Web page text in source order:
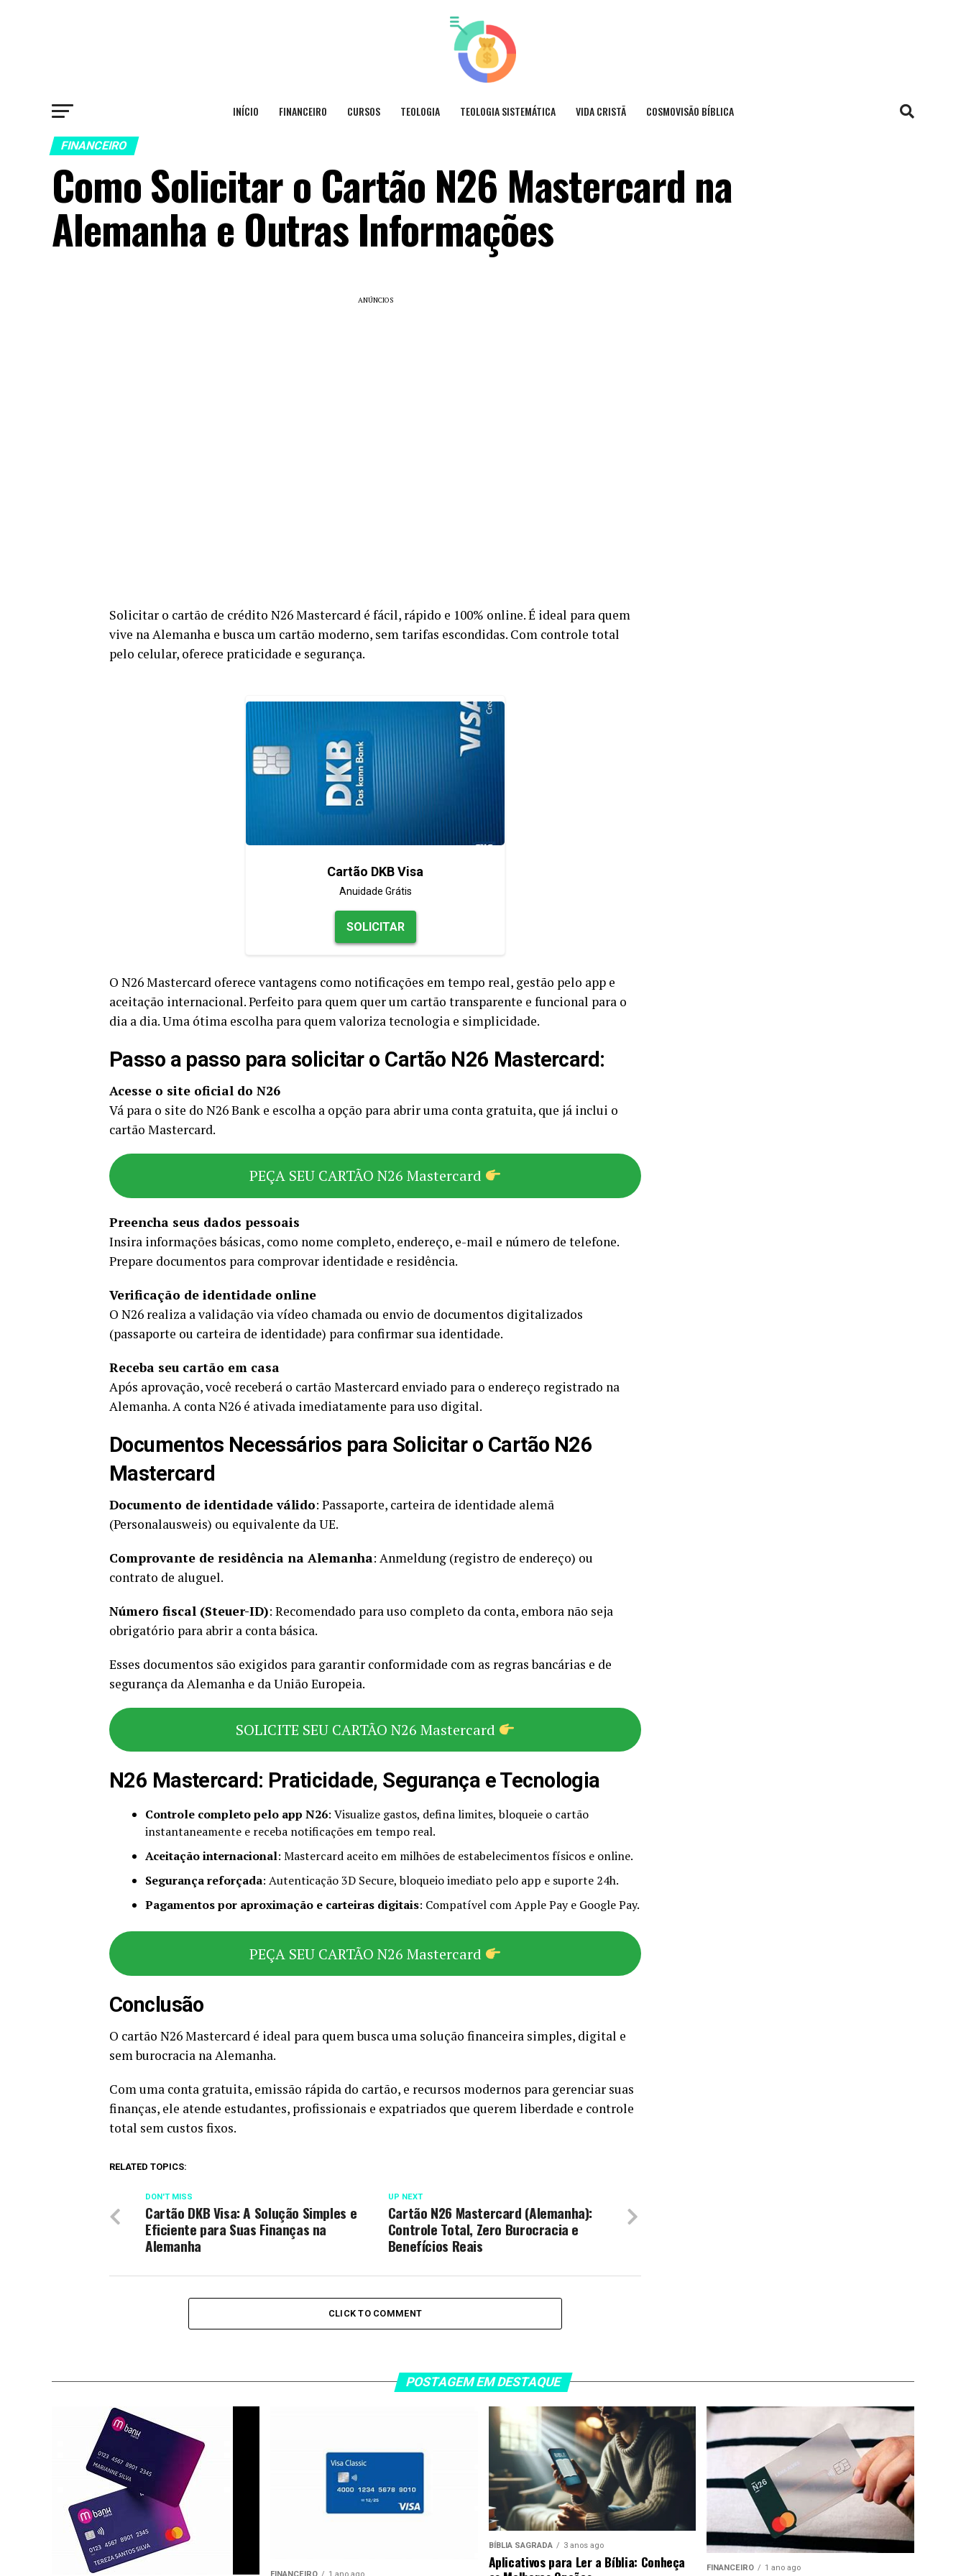
INÍCIO FINANCEIRO CURSOS TEOLOGIA TEOLOGIA SISTEMÁTICA VIDA CRISTÃ COSMOVISÃO BÍBLICA
FINANCEIRO
Como Solicitar o Cartão N26 Mastercard na
Alemanha e Outras Informações
ANÚNCIOS
Solicitar o cartão de crédito N26 Mastercard é fácil, rápido e 100% online. É ideal para quem
vive na Alemanha e busca um cartão moderno, sem tarifas escondidas. Com controle total
pelo celular, oferece praticidade e segurança.
Cartão DKB Visa
Anuidade Grátis
SOLICITAR
O N26 Mastercard oferece vantagens como notificações em tempo real, gestão pelo app e
aceitação internacional. Perfeito para quem quer um cartão transparente e funcional para o
dia a dia. Uma ótima escolha para quem valoriza tecnologia e simplicidade.
Passo a passo para solicitar o Cartão N26 Mastercard:
Acesse o site oficial do N26
Vá para o site do N26 Bank e escolha a opção para abrir uma conta gratuita, que já inclui o
cartão Mastercard.
PEÇA SEU CARTÃO N26 Mastercard
Preencha seus dados pessoais
Insira informações básicas, como nome completo, endereço, e-mail e número de telefone.
Prepare documentos para comprovar identidade e residência.
Verificação de identidade online
O N26 realiza a validação via vídeo chamada ou envio de documentos digitalizados
(passaporte ou carteira de identidade) para confirmar sua identidade.
Receba seu cartão em casa
Após aprovação, você receberá o cartão Mastercard enviado para o endereço registrado na
Alemanha. A conta N26 é ativada imediatamente para uso digital.
Documentos Necessários para Solicitar o Cartão N26
Mastercard
Documento de identidade válido: Passaporte, carteira de identidade alemã
(Personalausweis) ou equivalente da UE.
Comprovante de residência na Alemanha: Anmeldung (registro de endereço) ou
contrato de aluguel.
Número fiscal (Steuer-ID): Recomendado para uso completo da conta, embora não seja
obrigatório para abrir a conta básica.
Esses documentos são exigidos para garantir conformidade com as regras bancárias e de
segurança da Alemanha e da União Europeia.
SOLICITE SEU CARTÃO N26 Mastercard
N26 Mastercard: Praticidade, Segurança e Tecnologia
Controle completo pelo app N26: Visualize gastos, defina limites, bloqueie o cartão
instantaneamente e receba notificações em tempo real.
Aceitação internacional: Mastercard aceito em milhões de estabelecimentos físicos e online.
Segurança reforçada: Autenticação 3D Secure, bloqueio imediato pelo app e suporte 24h.
Pagamentos por aproximação e carteiras digitais: Compatível com Apple Pay e Google Pay.
PEÇA SEU CARTÃO N26 Mastercard
Conclusão
O cartão N26 Mastercard é ideal para quem busca uma solução financeira simples, digital e
sem burocracia na Alemanha.
Com uma conta gratuita, emissão rápida do cartão, e recursos modernos para gerenciar suas
finanças, ele atende estudantes, profissionais e expatriados que querem liberdade e controle
total sem custos fixos.
RELATED TOPICS:
UP NEXT
Cartão N26 Mastercard (Alemanha):
Controle Total, Zero Burocracia e
Benefícios Reais
DON'T MISS
Cartão DKB Visa: A Solução Simples e
Eficiente para Suas Finanças na
Alemanha
CLICK TO COMMENT
POSTAGEM EM DESTAQUE
BÍBLIA SAGRADA 3 anos ago
Aplicativos para Ler a Bíblia: Conheça
FINANCEIRO 1 ano ago